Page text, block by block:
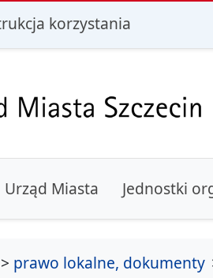
korzystania
Urząd Miasta Jednostki
strona główna
> prawo lokalne, dokumenty